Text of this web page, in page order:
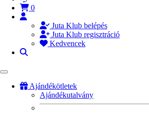
0
Juta Klub belépés
Juta Klub regisztráció
Kedvencek
Ajándékötletek
Ajándékutalvány